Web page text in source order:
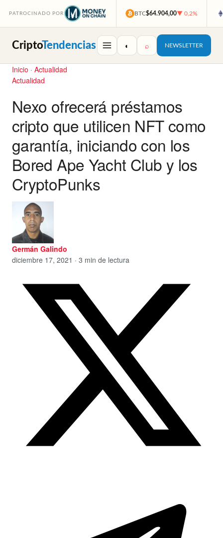
PATROCINADO POR BTC$64.904,00▼ 0,2%
CriptoTendencias ◐ ⌕ NEWSLETTER
Inicio · Actualidad
Actualidad
Nexo ofrecerá préstamos
cripto que utilicen NFT como
garantía, iniciando con los
Bored Ape Yacht Club y los
CryptoPunks
Germán Galindo
diciembre 17, 2021 · 3 min de lectura